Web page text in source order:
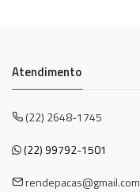
Atendimento
(22) 2648-1745
(22) 99792-1501
rendepacas@gmail.com